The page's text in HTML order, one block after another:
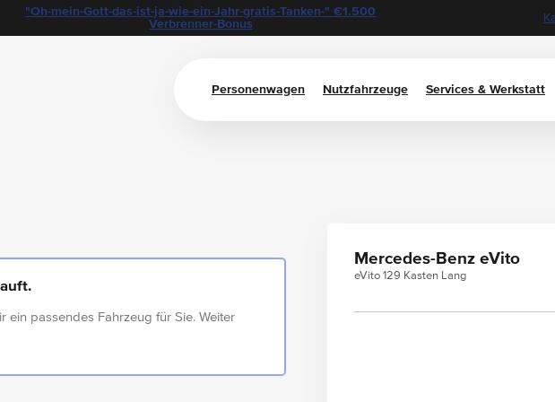
"Oh-mein-Gott-das-ist-ja-wie-ein-Jahr-gratis-Tanken-" €1.500
Verbrenner-Bonus
Personenwagen Nutzfahrzeuge Services & Werkstatt
passendes Fahrzeug für Sie. Weiter
Mercedes-Benz eVito
eVito 129 Kasten Lang